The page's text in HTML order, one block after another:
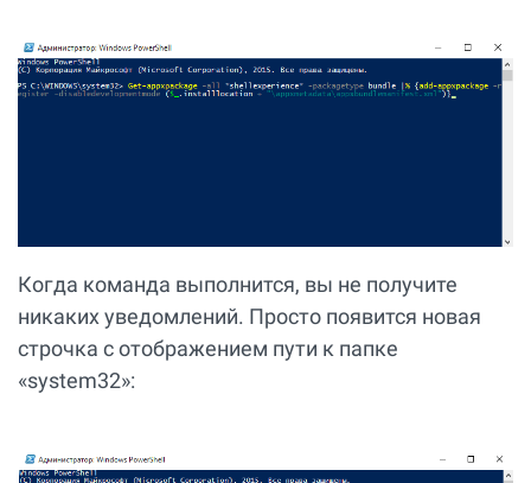
Когда команда выполнится, вы не получите
никаких уведомлений. Просто появится новая
строчка с отображением пути к папке
«system32»: